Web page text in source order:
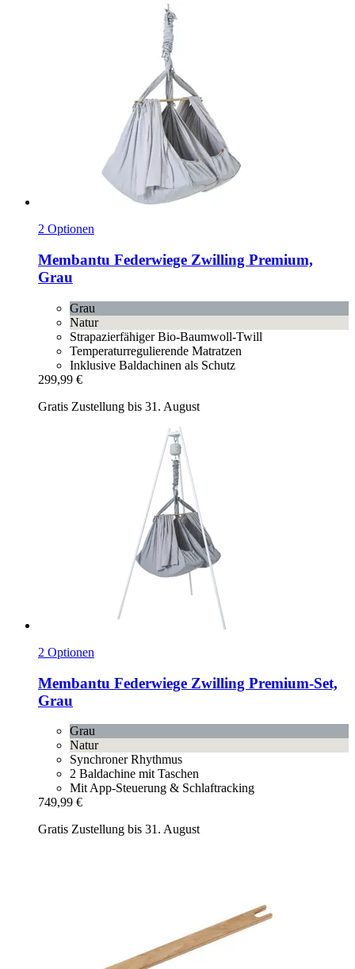
2 Optionen
Membantu Federwiege Zwilling Premium,
Grau
Grau
Natur
Strapazierfähiger Bio-Baumwoll-Twill
Temperaturregulierende Matratzen
Inklusive Baldachinen als Schutz
299,99 €
Gratis Zustellung bis 31. August
2 Optionen
Membantu Federwiege Zwilling Premium-​Set,
Grau
Grau
Natur
Synchroner Rhythmus
2 Baldachine mit Taschen
Mit App-Steuerung & Schlaftracking
749,99 €
Gratis Zustellung bis 31. August